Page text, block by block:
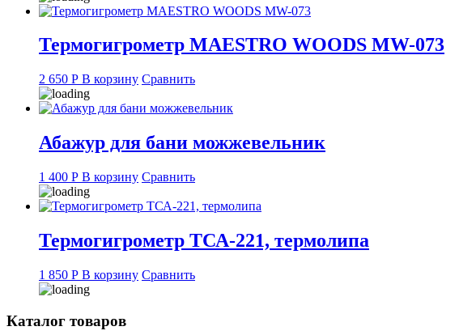
Термогигрометр MAESTRO WOODS MW-073
2 650 Р В корзину Сравнить
Абажур для бани можжевельник
1 400 Р В корзину Сравнить
Термогигрометр ТСА-221, термолипа
1 850 Р В корзину Сравнить
Каталог товаров